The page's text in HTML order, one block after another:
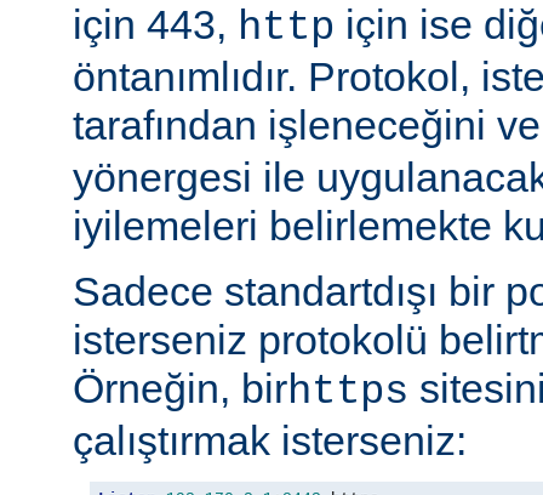
için 443, http için ise
öntanımlıdır. Protokol,
tarafından işleneceğini
yönergesi ile
iyilemeleri belirlemekte
Sadece standartdışı bir
isterseniz protokolü
Örneğin, birhttps
çalıştırmak isterseniz: